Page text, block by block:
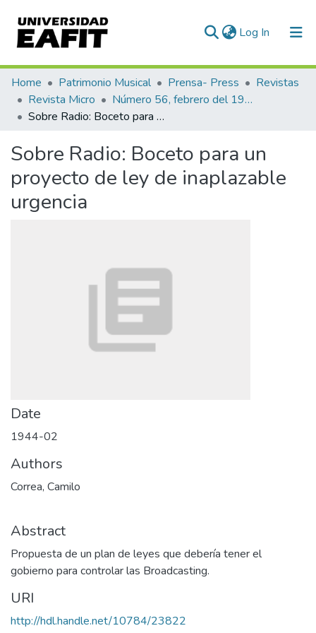
Log In (current)
Communities & Collections
All of DSpace
Home Patrimonio Musical Prensa- Press
Revistas
Revista Micro
Número 56, febrero del 1944
Sobre Radio: Boceto para un proyecto de ley de inaplazable urgencia
Sobre Radio: Boceto para un
proyecto de ley de inaplazable
urgencia
Date
1944-02
Authors
Correa, Camilo
Abstract
Propuesta de un plan de leyes que debería tener el
gobierno para controlar las Broadcasting.
URI
http://hdl.handle.net/10784/23822